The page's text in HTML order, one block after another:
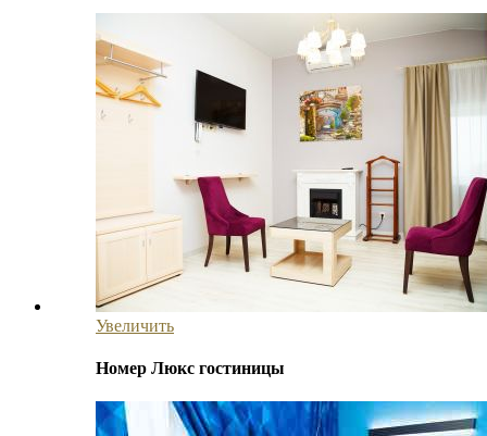
Увеличить
Номер Люкс гостиницы